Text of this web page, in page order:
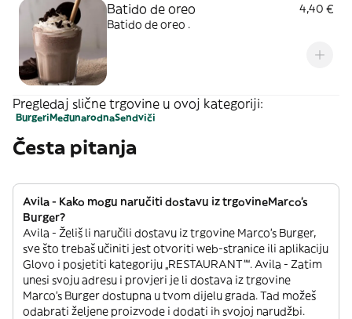
Batido de oreo
4,40 €
Batido de oreo .
Pregledaj slične trgovine u ovoj kategoriji:
BurgeriMeđunarodnaSendviči
Česta pitanja
Avila - Kako mogu naručiti dostavu iz trgovineMarco's
Burger?
Avila - Želiš li naručili dostavu iz trgovine Marco's Burger,
sve što trebaš učiniti jest otvoriti web-stranice ili aplikaciju
Glovo i posjetiti kategoriju „RESTAURANT”“. Avila - Zatim
unesi svoju adresu i provjeri je li dostava iz trgovine
Marco's Burger dostupna u tvom dijelu grada. Tad možeš
odabrati željene proizvode i dodati ih svojoj narudžbi.